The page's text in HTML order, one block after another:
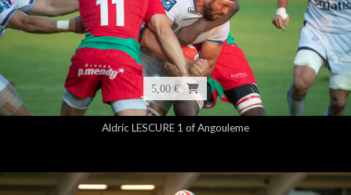
5,00 €
Aldric LESCURE 1 of Angouleme